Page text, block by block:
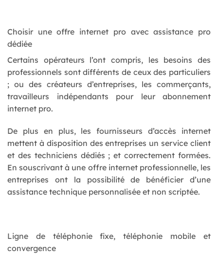
Choisir une offre internet pro avec assistance pro
dédiée
Certains opérateurs l’ont compris, les besoins des
professionnels sont différents de ceux des particuliers
; ou des créateurs d’entreprises, les commerçants,
travailleurs indépendants pour leur abonnement
internet pro.
De plus en plus, les fournisseurs d’accès internet
mettent à disposition des entreprises un service client
et des techniciens dédiés ; et correctement formées.
En souscrivant à une offre internet professionnelle, les
entreprises ont la possibilité de bénéficier d’une
assistance technique personnalisée et non scriptée.
Ligne de téléphonie fixe, téléphonie mobile et
convergence